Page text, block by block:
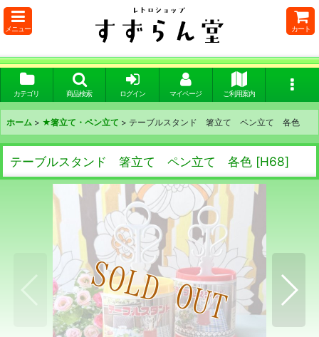
メニュー カート
カテゴリ 商品検索 ログイン マイページ ご利用案内
ホーム > ★箸立て・ペン立て > テーブルスタンド 箸立て ペン立て 各色
テーブルスタンド 箸立て ペン立て 各色 [H68]